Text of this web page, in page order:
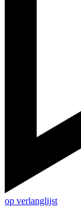
op verlanglijst